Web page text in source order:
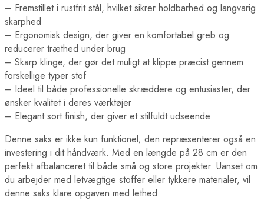
– Fremstillet i rustfrit stål, hvilket sikrer holdbarhed og langvarig
skarphed
– Ergonomisk design, der giver en komfortabel greb og
reducerer træthed under brug
– Skarp klinge, der gør det muligt at klippe præcist gennem
forskellige typer stof
– Ideel til både professionelle skræddere og entusiaster, der
ønsker kvalitet i deres værktøjer
– Elegant sort finish, der giver et stilfuldt udseende
Denne saks er ikke kun funktionel; den repræsenterer også en
investering i dit håndværk. Med en længde på 28 cm er den
perfekt afbalanceret til både små og store projekter. Uanset om
du arbejder med letvægtige stoffer eller tykkere materialer, vil
denne saks klare opgaven med lethed.